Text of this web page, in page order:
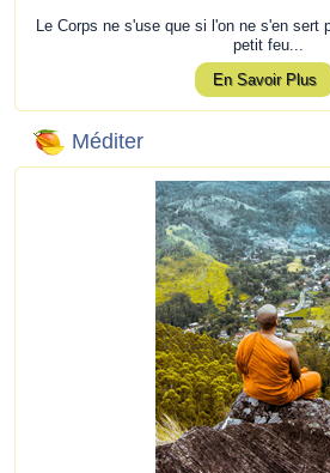
Le Corps ne s'use que si l'on ne s'en sert
petit feu...
En Savoir Plus
Méditer